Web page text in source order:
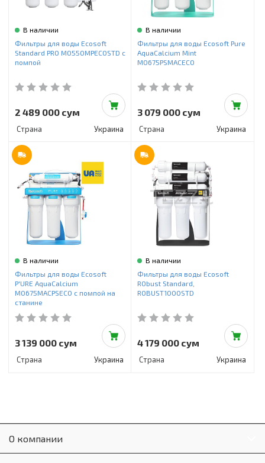
В наличии
Фильтры для воды Ecosoft
Standard PRO MO550MPECOSTD с
помпой
2 489 000 сум
Страна Украина
В наличии
Фильтры для воды Ecosoft Pure
AquaCalcium Mint
MO675PSMACECO
3 079 000 сум
Страна Украина
В наличии
Фильтры для воды Ecosoft
P'URE AquaCalcium
MO675MACPSECO с помпой на
станине
3 139 000 сум
Страна Украина
В наличии
Фильтры для воды Ecosoft
RObust Standard,
ROBUST1000STD
4 179 000 сум
Страна Украина
О компании